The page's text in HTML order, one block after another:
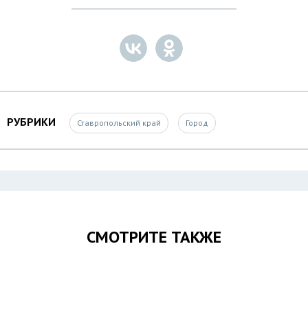
РУБРИКИ Ставропольский край Город
СМОТРИТЕ ТАКЖЕ